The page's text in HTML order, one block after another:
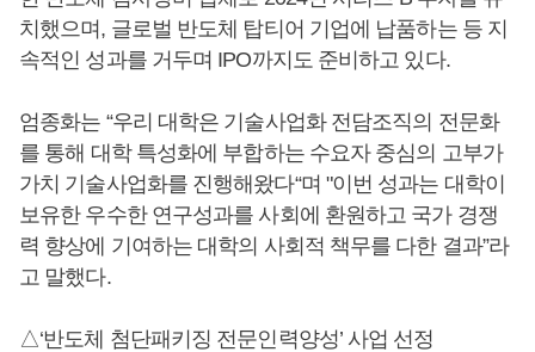
치했으며, 글로벌 반도체 탑티어 기업에 납품하는 등 지
속적인 성과를 거두며 IPO까지도 준비하고 있다.
엄종화는 “우리 대학은 기술사업화 전담조직의 전문화
를 통해 대학 특성화에 부합하는 수요자 중심의 고부가
가치 기술사업화를 진행해왔다“며 "이번 성과는 대학이
보유한 우수한 연구성과를 사회에 환원하고 국가 경쟁
력 향상에 기여하는 대학의 사회적 책무를 다한 결과”라
고 말했다.
△‘반도체 첨단패키징 전문인력양성’ 사업 선정